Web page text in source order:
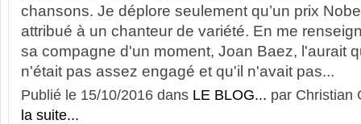
chansons. Je déplore seulement qu’un prix
attribué à un chanteur de variété. En me
sa compagne d'un moment, Joan Baez, l'aurait
n'était pas assez engagé et qu'il n'avait pas...
Publié le 15/10/2016 dans LE BLOG... par Christian
la suite...